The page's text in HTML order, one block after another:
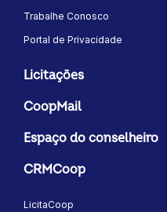
Trabalhe Conosco
Portal de Privacidade
Licitações
CoopMail
Espaço do conselheiro
CRMCoop
LicitaCoop